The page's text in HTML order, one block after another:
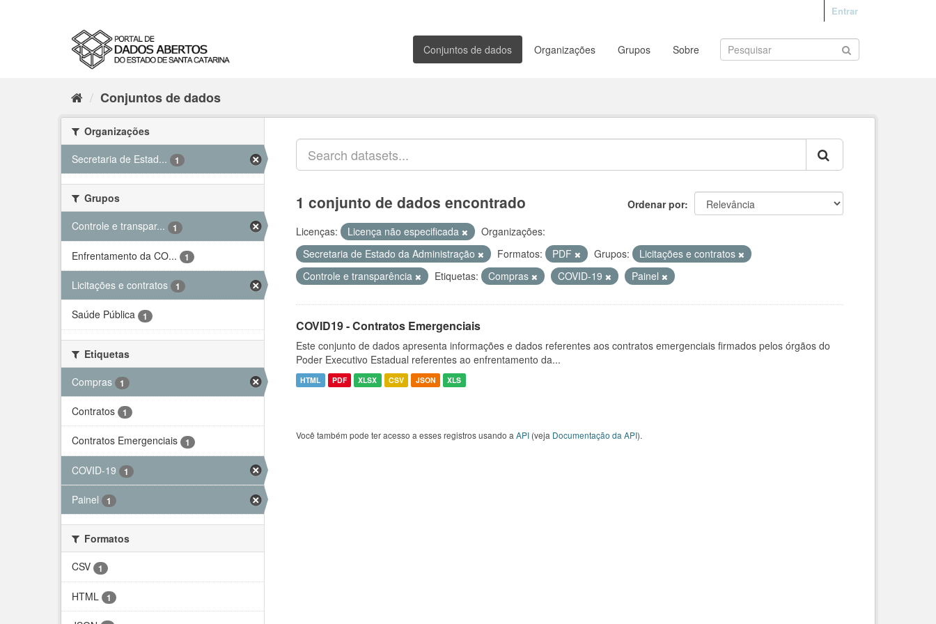
Entrar
Conjuntos de dados Organizações Grupos Sobre
Conjuntos de dados
Organizações
Secretaria de Estad...
1
Grupos
Controle e transpar...
1
Enfrentamento da CO... 1
Licitações e contratos 1
Saúde Pública 1
Etiquetas
Compras
1
Contratos 1
Contratos Emergenciais 1
COVID-19 1
Painel 1
Formatos
CSV
1
HTML 1
Ordenar por
1 conjunto de dados encontrado
Licenças: Licença não especificada
Organizações:
Secretaria de Estado da Administração
Formatos: PDF Grupos:
Licitações e contratos
Controle e transparência
Etiquetas: Compras COVID-19 Painel
COVID19 - Contratos Emergenciais
Este conjunto de dados apresenta informações e dados referentes aos contratos emergenciais firmados pelos órgãos do
Poder Executivo Estadual referentes ao enfrentamento da...
HTML PDF XLSX CSV JSON XLS
Você também pode ter acesso a esses registros usando a API (veja Documentação da API).